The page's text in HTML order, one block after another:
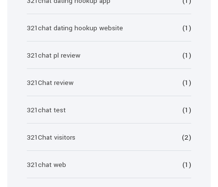
321chat dating hookup website (1)
321chat pl review (1)
321Chat review (1)
321chat test (1)
321Chat visitors (2)
321chat web (1)